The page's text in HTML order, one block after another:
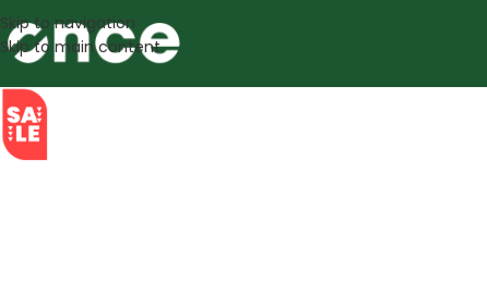
Skip to navigation
Skip to main content
SALE